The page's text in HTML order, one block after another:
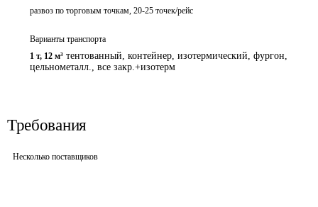
развоз по торговым точкам, 20-25 точек/рейс
Варианты транспорта
1 т, 12 м³ тентованный, контейнер, изотермический, фургон,
цельнометалл., все закр.+изотерм
Требования
Несколько поставщиков